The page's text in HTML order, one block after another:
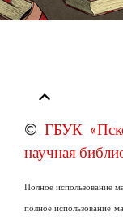
© ГБУК
научная
Полное использование
полное использование